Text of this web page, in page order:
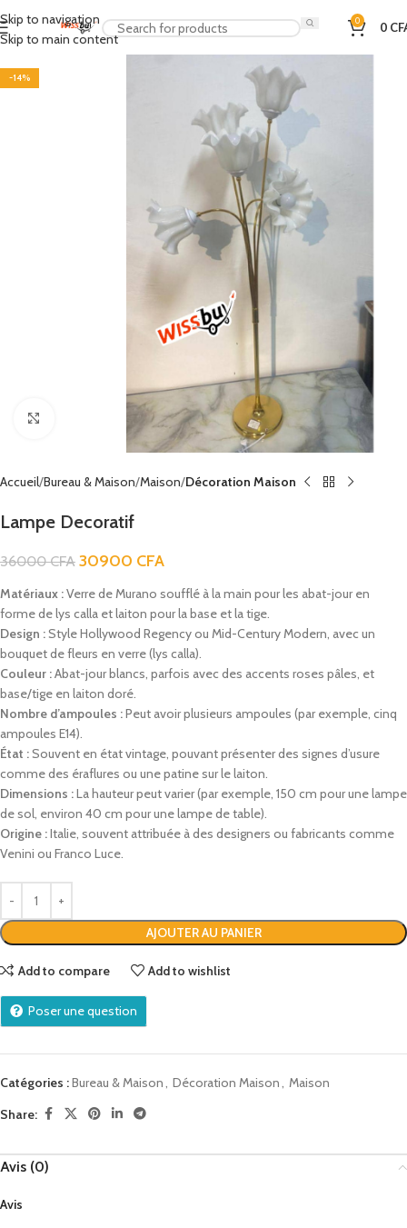
Skip to navigation
Skip to main content
0 0
-14%
Accueil Bureau & Maison Maison Décoration Maison
Lampe Decoratif
36000CFA 30900 CFA
Matériaux :Verre de Murano soufflé à la main pour les abat-jour en
forme de lys calla et laiton pour la base et la tige.
Design :Style Hollywood Regency ou Mid-Century Modern, avec un
bouquet de fleurs en verre (lys calla).
Couleur :Abat-jour blancs, parfois avec des accents roses pâles, et
base/tige en laiton doré.
Nombre d’ampoules :Peut avoir plusieurs ampoules (par exemple, cinq
ampoules E14).
État :Souvent en état vintage, pouvant présenter des signes d’usure
comme des éraflures ou une patine sur le laiton.
Dimensions :La hauteur peut varier (par exemple, 150 cm pour une lampe
de sol, environ 40 cm pour une lampe de table).
Origine :Italie, souvent attribuée à des designers ou fabricants comme
Venini ou Franco Luce.
AJOUTER AU PANIER
Add to compare Add to wishlist
Poser une question
Catégories :Bureau & Maison, Décoration Maison, Maison
Share:
Avis (0)
Avis